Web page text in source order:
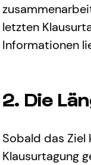
letzten
Informationen
2. Die
Sobald das
Klausurtagung